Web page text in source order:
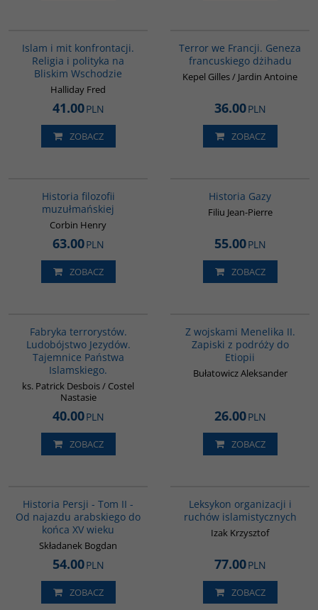
Islam i mit konfrontacji.
Religia i polityka na
Bliskim Wschodzie
Halliday Fred
41.00PLN
ZOBACZ
Terror we Francji. Geneza
francuskiego dżihadu
Kepel Gilles / Jardin Antoine
36.00PLN
ZOBACZ
Historia filozofii
muzułmańskiej
Corbin Henry
63.00PLN
ZOBACZ
Historia Gazy
Filiu Jean-Pierre
55.00PLN
ZOBACZ
Fabryka terrorystów.
Ludobójstwo Jezydów.
Tajemnice Państwa
Islamskiego.
ks. Patrick Desbois / Costel
Nastasie
40.00PLN
ZOBACZ
Z wojskami Menelika II.
Zapiski z podróży do
Etiopii
Bułatowicz Aleksander
26.00PLN
ZOBACZ
Historia Persji - Tom II -
Od najazdu arabskiego do
końca XV wieku
Składanek Bogdan
54.00PLN
ZOBACZ
Leksykon organizacji i
ruchów islamistycznych
Izak Krzysztof
77.00PLN
ZOBACZ